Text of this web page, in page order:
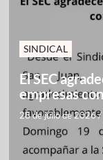
SINDICAL
El SEC
empresas
28 de julio de 2026/